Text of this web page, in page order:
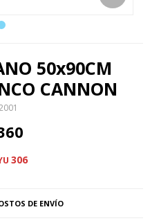
50x90CM
CANNON
306
DE ENVÍO